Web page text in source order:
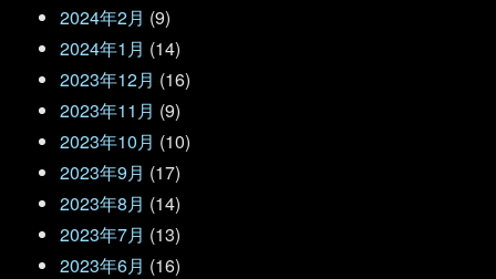
2024年2月 (9)
2024年1月 (14)
2023年12月 (16)
2023年11月 (9)
2023年10月 (10)
2023年9月 (17)
2023年8月 (14)
2023年7月 (13)
2023年6月 (16)